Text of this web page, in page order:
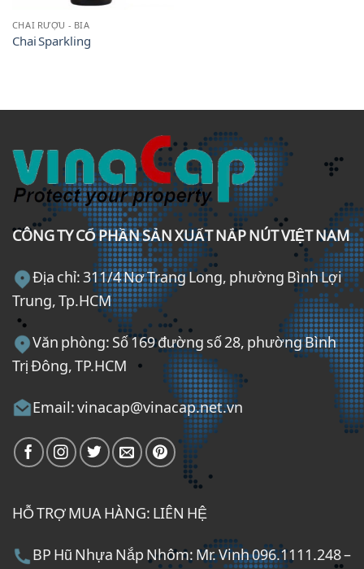
CHAI RƯỢU - BIA
Chai Sparkling
CÔNG TY CỔ PHẦN SẢN XUẤT NẮP NÚT VIỆT NAM
Địa chỉ: 311/4 Nơ Trang Long, phường Bình Lợi
Trung, Tp.HCM
Văn phòng: Số 169 đường số 28, phường Bình
Trị Đông, TP.HCM
Email: vinacap@vinacap.net.vn
HỖ TRỢ MUA HÀNG: LIÊN HỆ
BP Hũ Nhựa Nắp Nhôm: Mr. Vinh 096.1111.248 –